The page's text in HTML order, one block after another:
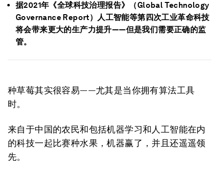
据2021年《全球科技治理报告》（Global Technology
Governance Report）人工智能等第四次工业革命科技
将会带来更大的生产力提升——但是我们需要正确的监
管。
种草莓其实很容易——尤其是当你拥有算法工具
时。
来自于中国的农民和包括机器学习和人工智能在内
的科技一起比赛种水果，机器赢了，并且还遥遥领
先。